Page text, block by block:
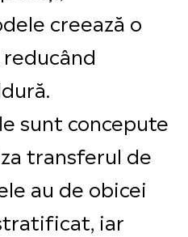
creează o
sunt concepute
transferul de
au de obicei
iar